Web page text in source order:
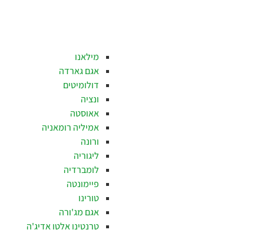
מילאנו
אגם גארדה
דולומיטים
ונציה
אאוסטה
אמיליה רומאניה
ורונה
ליגוריה
לומברדיה
פיימונטה
טורינו
אגם מג'ורה
טרנטינו אלטו אדיג'ה